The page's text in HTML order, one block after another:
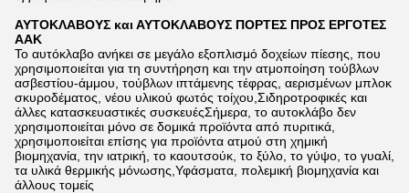
ΑΥΤΟΚΛΑΒΟΥΣ και ΑΥΤΟΚΛΑΒΟΥΣ ΠΟΡΤΕΣ ΠΡΟΣ ΕΡΓΟΤΕΣ
ΑΑΚ
Το αυτόκλαβο ανήκει σε μεγάλο εξοπλισμό δοχείων πίεσης, που
χρησιμοποιείται για τη συντήρηση και την ατμοποίηση τούβλων
ασβεστίου-άμμου, τούβλων ιπτάμενης τέφρας, αερισμένων μπλοκ
σκυροδέματος, νέου υλικού φωτός τοίχου,Σιδηροτροφικές και
άλλες κατασκευαστικές συσκευέςΣήμερα, το αυτοκλάβο δεν
χρησιμοποιείται μόνο σε δομικά προϊόντα από πυριτικά,
χρησιμοποιείται επίσης για προϊόντα ατμού στη χημική
βιομηχανία, την ιατρική, το καουτσούκ, το ξύλο, το γύψο, το γυαλί,
τα υλικά θερμικής μόνωσης,Υφάσματα, πολεμική βιομηχανία και
άλλους τομείς